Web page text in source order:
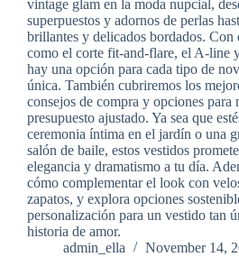
vintage glam en la moda nupcial,
superpuestos y adornos de perlas
brillantes y delicados bordados. Con
como el corte fit-and-flare, el A-line
hay una opción para cada tipo de
única. También cubriremos los
consejos de compra y opciones para
presupuesto ajustado. Ya sea que
ceremonia íntima en el jardín o una
salón de baile, estos vestidos
elegancia y dramatismo a tu día.
cómo complementar el look con
zapatos, y explora opciones
personalización para un vestido tan
historia de amor.
admin_ella
November 14,